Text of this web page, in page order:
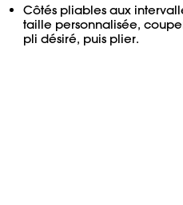
Côtés pliables aux
taille personnalisée,
pli désiré, puis plier.